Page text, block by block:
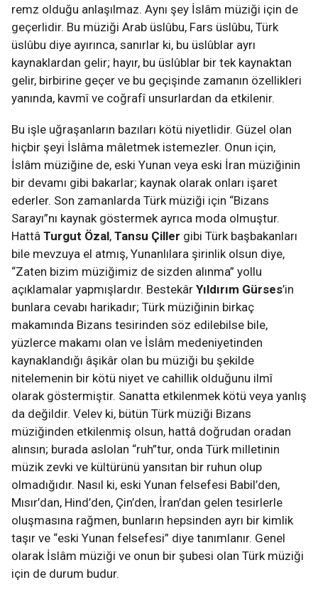
remz olduğu anlaşılmaz. Aynı şey İslâm müziği için de
geçerlidir. Bu müziği Arab üslûbu, Fars üslûbu, Türk
üslûbu diye ayırınca, sanırlar ki, bu üslûblar ayrı
kaynaklardan gelir; hayır, bu üslûblar bir tek kaynaktan
gelir, birbirine geçer ve bu geçişinde zamanın özellikleri
yanında, kavmî ve coğrafî unsurlardan da etkilenir.
Bu işle uğraşanların bazıları kötü niyetlidir. Güzel olan
hiçbir şeyi İslâma mâletmek istemezler. Onun için,
İslâm müziğine de, eski Yunan veya eski İran müziğinin
bir devamı gibi bakarlar; kaynak olarak onları işaret
ederler. Son zamanlarda Türk müziği için “Bizans
Sarayı”nı kaynak göstermek ayrıca moda olmuştur.
Hattâ Turgut Özal, Tansu Çiller gibi Türk başbakanları
bile mevzuya el atmış, Yunanlılara şirinlik olsun diye,
“Zaten bizim müziğimiz de sizden alınma” yollu
açıklamalar yapmışlardır. Bestekâr Yıldırım Gürses’in
bunlara cevabı harikadır; Türk müziğinin birkaç
makamında Bizans tesirinden söz edilebilse bile,
yüzlerce makamı olan ve İslâm medeniyetinden
kaynaklandığı âşikâr olan bu müziği bu şekilde
nitelemenin bir kötü niyet ve cahillik olduğunu ilmî
olarak göstermiştir. Sanatta etkilenmek kötü veya yanlış
da değildir. Velev ki, bütün Türk müziği Bizans
müziğinden etkilenmiş olsun, hattâ doğrudan oradan
alınsın; burada aslolan “ruh”tur, onda Türk milletinin
müzik zevki ve kültürünü yansıtan bir ruhun olup
olmadığıdır. Nasıl ki, eski Yunan felsefesi Babil’den,
Mısır’dan, Hind’den, Çin’den, İran’dan gelen tesirlerle
oluşmasına rağmen, bunların hepsinden ayrı bir kimlik
taşır ve “eski Yunan felsefesi” diye tanımlanır. Genel
olarak İslâm müziği ve onun bir şubesi olan Türk müziği
için de durum budur.